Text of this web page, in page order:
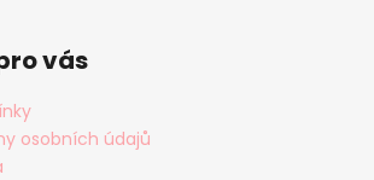
vás
osobních údajů